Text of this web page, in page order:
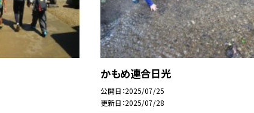
かもめ連合日光
公開日 2025/07/25
更新日 2025/07/28